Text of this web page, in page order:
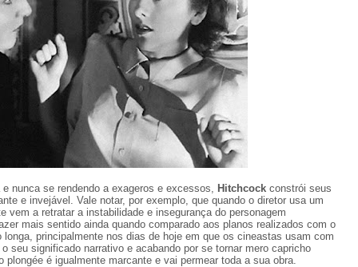
nunca se rendendo a exageros e excessos, Hitchcock constrói seus
e invejável. Vale notar, por exemplo, que quando o diretor usa um
vem a retratar a instabilidade e insegurança do personagem
mais sentido ainda quando comparado aos planos realizados com o
principalmente nos dias de hoje em que os cineastas usam com
seu significado narrativo e acabando por se tornar mero capricho
é igualmente marcante e vai permear toda a sua obra.